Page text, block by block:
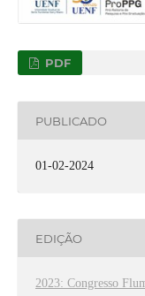
PDF
PUBLICADO
01-02-2024
EDIÇÃO
2023: Congresso